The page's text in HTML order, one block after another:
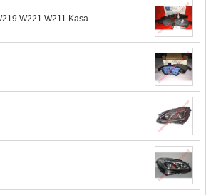
W221 W211 Kasa